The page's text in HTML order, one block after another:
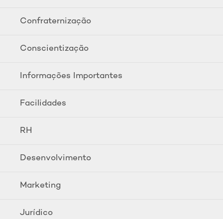
Confraternização
Conscientização
Informações Importantes
Facilidades
RH
Desenvolvimento
Marketing
Jurídico